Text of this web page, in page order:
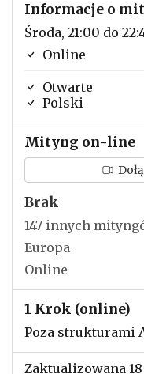
Informacje o
Środa, 21:00 do
Online
Otwarte
Polski
Mityng on-line
Brak
147 innych
Europa
Online
1 Krok (online)
Poza strukturami
Zaktualizowana